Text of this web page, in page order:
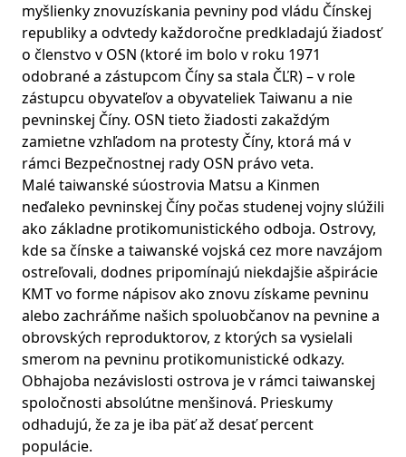
myšlienky znovuzískania pevniny pod vládu Čínskej
republiky a odvtedy každoročne predkladajú žiadosť
o členstvo v OSN (ktoré im bolo v roku 1971
odobrané a zástupcom Číny sa stala ČĽR) – v role
zástupcu obyvateľov a obyvateliek Taiwanu a nie
pevninskej Číny. OSN tieto žiadosti zakaždým
zamietne vzhľadom na protesty Číny, ktorá má v
rámci Bezpečnostnej rady OSN právo veta.
Malé taiwanské súostrovia Matsu a Kinmen
neďaleko pevninskej Číny počas studenej vojny slúžili
ako základne protikomunistického odboja. Ostrovy,
kde sa čínske a taiwanské vojská cez more navzájom
ostreľovali, dodnes pripomínajú niekdajšie ašpirácie
KMT vo forme nápisov ako znovu získame pevninu
alebo zachráňme našich spoluobčanov na pevnine a
obrovských reproduktorov, z ktorých sa vysielali
smerom na pevninu protikomunistické odkazy.
Obhajoba nezávislosti ostrova je v rámci taiwanskej
spoločnosti absolútne menšinová. Prieskumy
odhadujú, že za je iba päť až desať percent
populácie.